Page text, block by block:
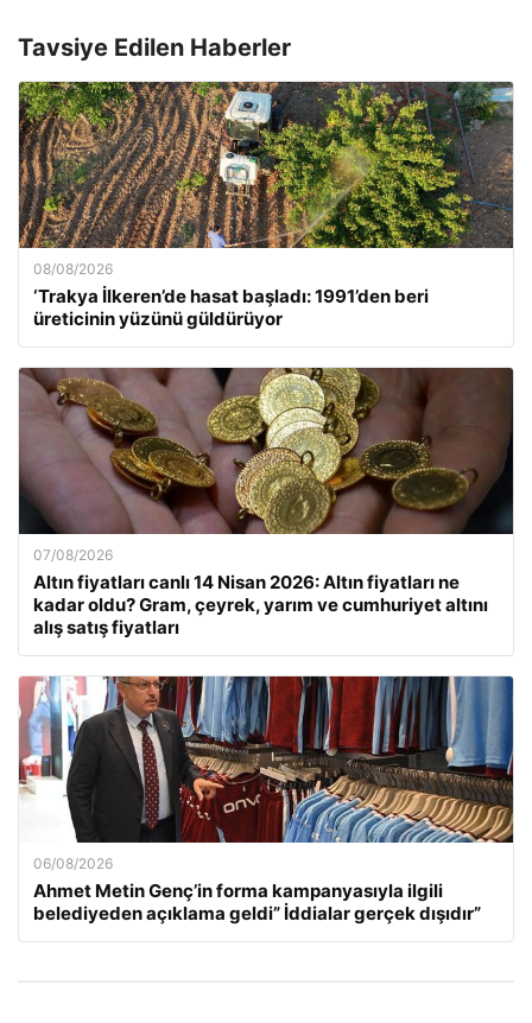
Tavsiye Edilen Haberler
08/08/2026
‘Trakya İlkeren’de hasat başladı: 1991’den beri
üreticinin yüzünü güldürüyor
07/08/2026
Altın fiyatları canlı 14 Nisan 2026: Altın fiyatları ne
kadar oldu? Gram, çeyrek, yarım ve cumhuriyet altını
alış satış fiyatları
06/08/2026
Ahmet Metin Genç’in forma kampanyasıyla ilgili
belediyeden açıklama geldi” İddialar gerçek dışıdır”